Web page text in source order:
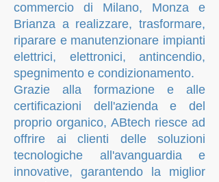
commercio di Milano, Monza e
Brianza a realizzare, trasformare,
riparare e manutenzionare impianti
elettrici, elettronici, antincendio,
spegnimento e condizionamento.
Grazie al la formazione e alle
certificazioni dell'azienda e del
proprio organico, ABtech riesce ad
offrire ai clienti delle soluzioni
tecnologiche all'avanguardia e
innovative, garantendo la miglior